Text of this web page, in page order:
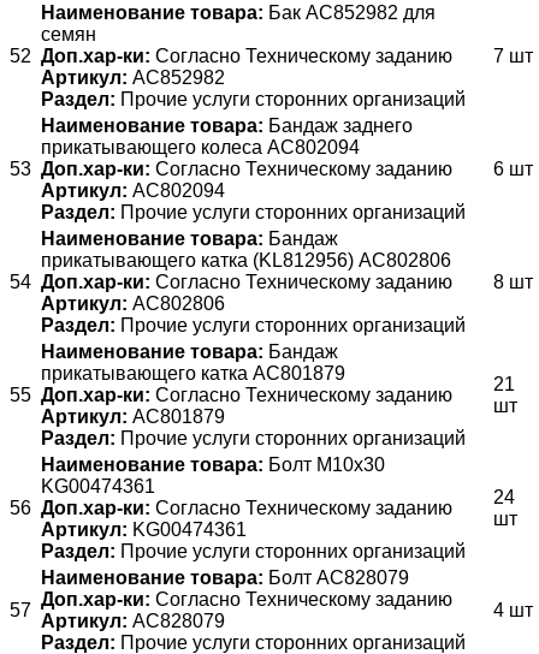
52
Наименование товара: Бак АС852982 для
семян
Доп.хар-ки: Согласно Техническому заданию
Артикул: АС852982
Раздел: Прочие услуги сторонних организаций
7 шт
53
Наименование товара: Бандаж заднего
прикатывающего колеса AC802094
Доп.хар-ки: Согласно Техническому заданию
Артикул: AC802094
Раздел: Прочие услуги сторонних организаций
6 шт
54
Наименование товара: Бандаж
прикатывающего катка (KL812956) AC802806
Доп.хар-ки: Согласно Техническому заданию
Артикул: AC802806
Раздел: Прочие услуги сторонних организаций
8 шт
55
Наименование товара: Бандаж
прикатывающего катка AC801879
Доп.хар-ки: Согласно Техническому заданию
Артикул: AC801879
Раздел: Прочие услуги сторонних организаций
21
шт
56
Наименование товара: Болт М10х30
KG00474361
Доп.хар-ки: Согласно Техническому заданию
Артикул: KG00474361
Раздел: Прочие услуги сторонних организаций
24
шт
57
Наименование товара: Болт AC828079
Доп.хар-ки: Согласно Техническому заданию
Артикул: AC828079
Раздел: Прочие услуги сторонних организаций
4 шт